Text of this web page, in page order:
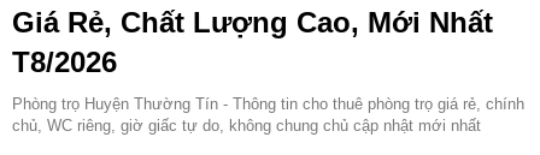
Giá Rẻ, Chất Lượng Cao, Mới Nhất
T8/2026
Phòng trọ Huyện Thường Tín - Thông tin cho thuê phòng trọ giá rẻ, chính
chủ, WC riêng, giờ giấc tự do, không chung chủ cập nhật mới nhất